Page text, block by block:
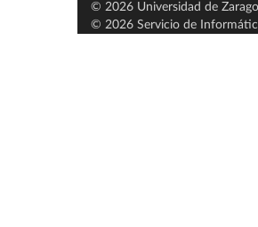
© 2026 Universidad de
© 2026 Servicio de